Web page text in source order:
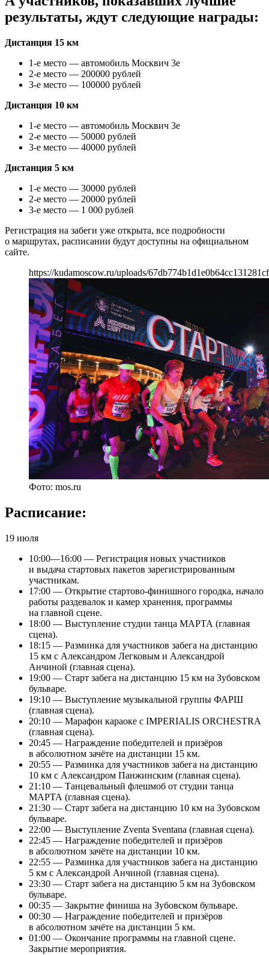
результаты, ждут следующие награды:
Дистанция 15 км
1-е место — автомобиль Москвич 3е
2-е место — 200000 рублей
3-е место — 100000 рублей
Дистанция 10 км
1-е место — автомобиль Москвич 3е
2-е место — 50000 рублей
3-е место — 40000 рублей
Дистанция 5 км
1-е место — 30000 рублей
2-е место — 20000 рублей
3-е место — 1 000 рублей
Регистрация на забеги уже открыта, все подробности
о маршрутах, расписании будут доступны на официальном
сайте.
https://kudamoscow.ru/uploads/
Фото: mos.ru
Расписание:
19 июля
10:00—16:00 — Регистрация новых участников
и выдача стартовых пакетов зарегистрированным
участникам.
17:00 — Открытие стартово-финишного городка, начало
работы раздевалок и камер хранения, программы
на главной сцене.
18:00 — Выступление студии танца МАРТА (главная
сцена).
18:15 — Разминка для участников забега на дистанцию
15 км с Александром Легковым и Александрой
Анчиной (главная сцена).
19:00 — Старт забега на дистанцию 15 км на Зубовском
бульваре.
19:10 — Выступление музыкальной группы ФАРШ
(главная сцена).
20:10 — Марафон караоке с IMPERIALIS ORCHESTRA
(главная сцена).
20:45 — Награждение победителей и призёров
в абсолютном зачёте на дистанции 15 км.
20:55 — Разминка для участников забега на дистанцию
10 км с Александром Панжинским (главная сцена).
21:10 — Танцевальный флешмоб от студии танца
МАРТА (главная сцена).
21:30 — Старт забега на дистанцию 10 км на Зубовском
бульваре.
22:00 — Выступление Zventa Sventana (главная сцена).
22:45 — Награждение победителей и призёров
в абсолютном зачёте на дистанции 10 км.
22:55 — Разминка для участников забега на дистанцию
5 км с Александрой Анчиной (главная сцена).
23:30 — Старт забега на дистанцию 5 км на Зубовском
бульваре.
00:35 — Закрытие финиша на Зубовском бульваре.
00:30 — Награждение победителей и призёров
в абсолютном зачёте на дистанции 5 км.
01:00 — Окончание программы на главной сцене.
Закрытие мероприятия.